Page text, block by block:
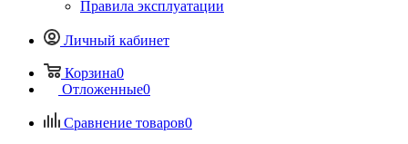
Правила эксплуатации
Личный кабинет
Корзина0
Отложенные0
Сравнение товаров0